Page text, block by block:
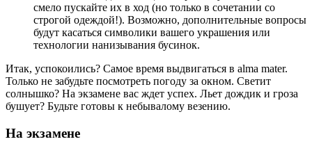
смело пускайте их в ход (но только в сочетании со
строгой одеждой!). Возможно, дополнительные вопросы
будут касаться символики вашего украшения или
технологии нанизывания бусинок.
Итак, успокоились? Самое время выдвигаться в alma mater.
Только не забудьте посмотреть погоду за окном. Светит
солнышко? На экзамене вас ждет успех. Льет дождик и гроза
бушует? Будьте готовы к небывалому везению.
На экзамене